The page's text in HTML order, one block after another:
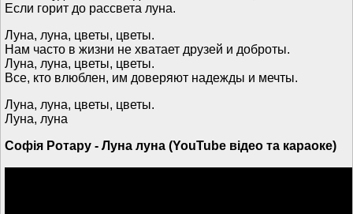
Если горит до рассвета луна.
Луна, луна, цветы, цветы.
Нам часто в жизни не хватает друзей и доброты.
Луна, луна, цветы, цветы.
Все, кто влюблен, им доверяют надежды и мечты.
Луна, луна, цветы, цветы.
Луна, луна
Софія Ротару - Луна луна (YouTube відео та караоке)